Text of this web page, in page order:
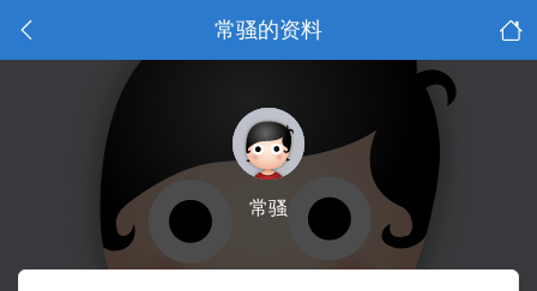
常骚的资料
常骚